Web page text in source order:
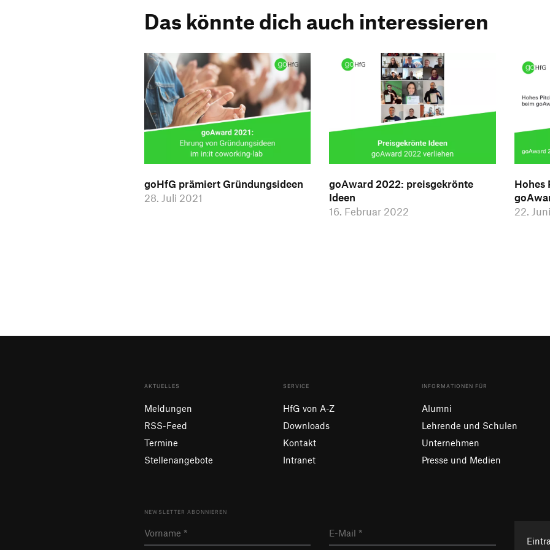
Das könnte dich auch interessieren
goHfG prämiert Gründungsideen
28. Juli 2021
goAward 2022: preisgekrönte
Ideen
16. Februar 2022
Hohes
22.
AKTUELLES
Meldungen
RSS-Feed
Termine
Stellenangebote
SERVICE
HfG von A-Z
Downloads
Kontakt
Intranet
INFORMATIONEN FÜR
Alumni
Lehrende und Schulen
Unternehmen
Presse und Medien
NEWSLETTER ABONNIEREN